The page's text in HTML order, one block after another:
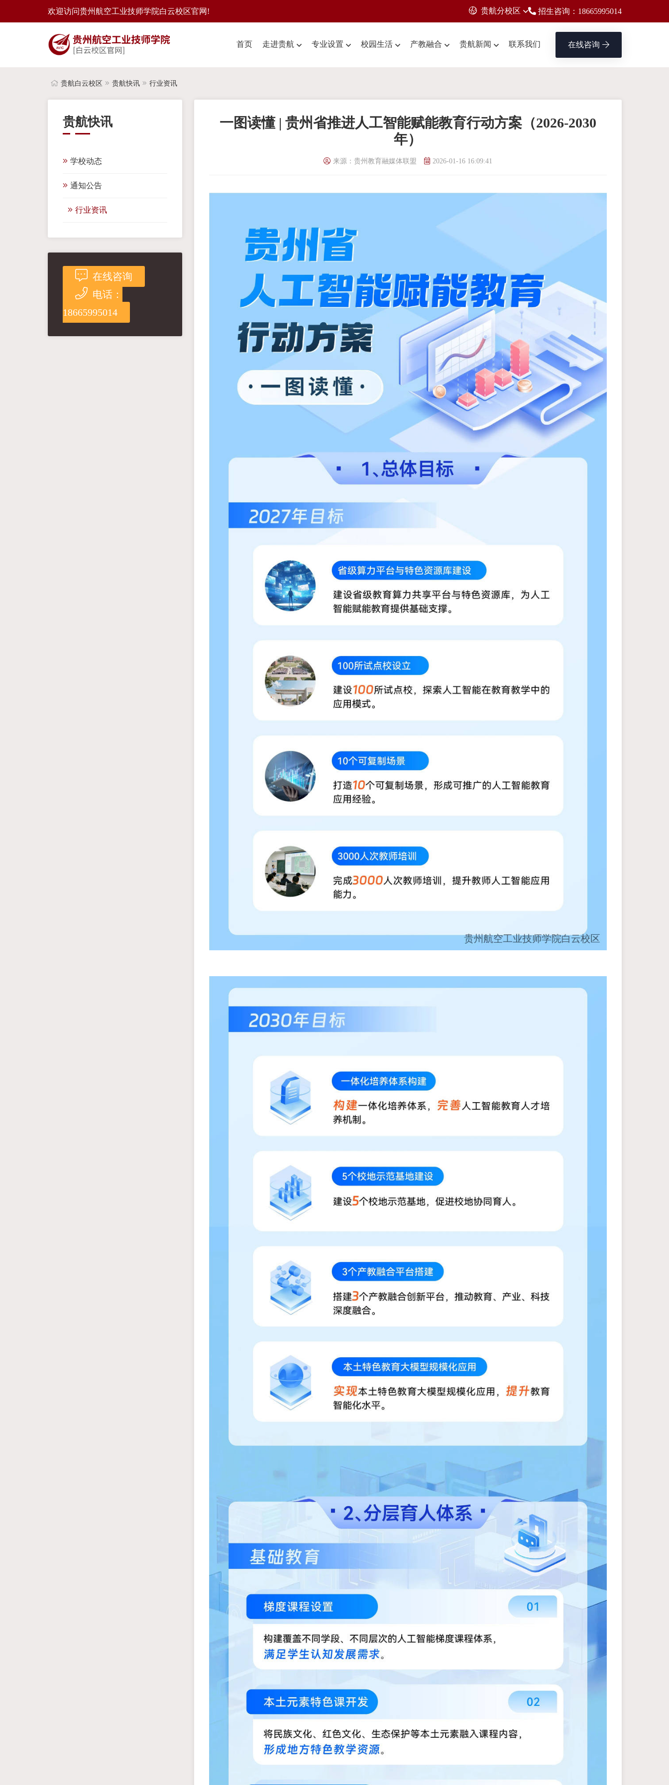
欢迎访问贵州航空工业技师学院白云校区官网! 贵航分校区 招生咨询：18665995014
首页 走进贵航 专业设置 校园生活 产教融合 贵航新闻 联系我们 在线咨询
贵航白云校区 贵航快讯 行业资讯
贵航快讯
学校动态
通知公告
行业资讯
在线咨询
电话：
18665995014
一图读懂 | 贵州省推进人工智能赋能教育行动方案（2026-2030
年）
来源：贵州教育融媒体联盟 2026-01-16 16:09:41